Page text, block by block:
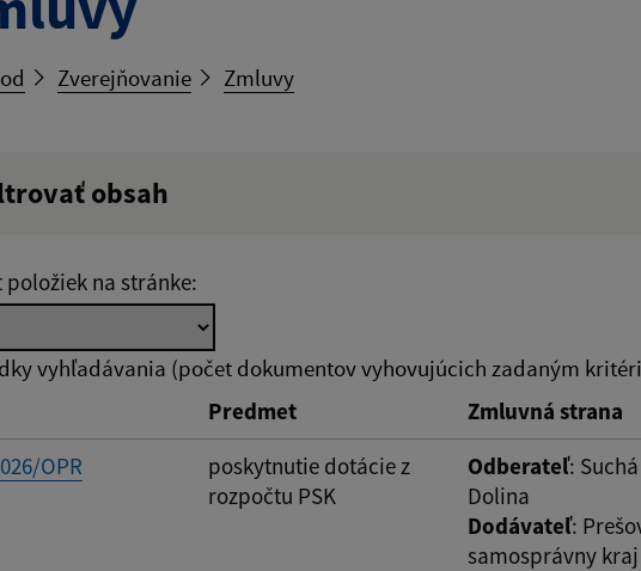
Zverejňovanie Zmluvy
obsah
dátumu:
od: Suma do:
položiek na stránke:
vyhľadávania (počet dokumentov vyhovujúcich zadaným
Predmet Zmluvná strana
OPR
poskytnutie dotácie z
rozpočtu PSK
Odberateľ: Suchá
Dolina
Dodávateľ:
samosprávny kraj